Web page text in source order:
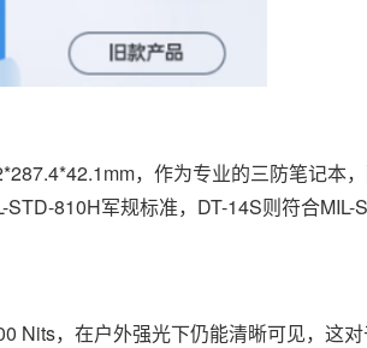
，作为专业的三防笔记本
STD-810H军规标准，DT-14S则符合MIL-
，在户外强光下仍能清晰可见，这